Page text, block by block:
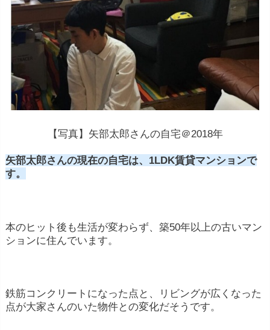
【写真】矢部太郎さんの自宅＠2018年
矢部太郎さんの現在の自宅は、1LDK賃貸マンションで
す。
本のヒット後も生活が変わらず、築50年以上の古いマン
ションに住んでいます。
鉄筋コンクリートになった点と、リビングが広くなった
点が大家さんのいた物件との変化だそうです。